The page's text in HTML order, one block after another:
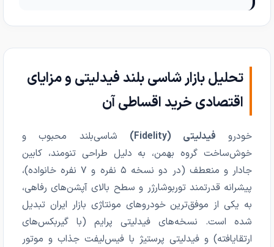
تحلیل بازار شاسی بلند فیدلیتی و مزایای
اقتصادی خرید اقساطی آن
خودرو فیدلیتی (Fidelity)
شاسی‌بلند محبوب و
خوش‌ساخت گروه بهمن، به دلیل طراحی تنومند، کابین
جادار و منعطف (در دو نسخه ۵ نفره و ۷ نفره خانواده)،
پیشرانه قدرتمند توربوشارژر و سطح بالای آپشن‌های رفاهی،
به یکی از موفق‌ترین خودروهای مونتاژی بازار ایران تبدیل
شده است. نسخه‌های فیدلیتی پرایم (با گیربکس‌های
ارتقایافته) و فیدلیتی پرستیژ با فیس‌لیفت جذاب و موتور